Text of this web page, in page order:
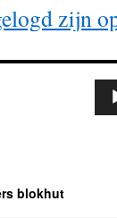
zijn
blokhut